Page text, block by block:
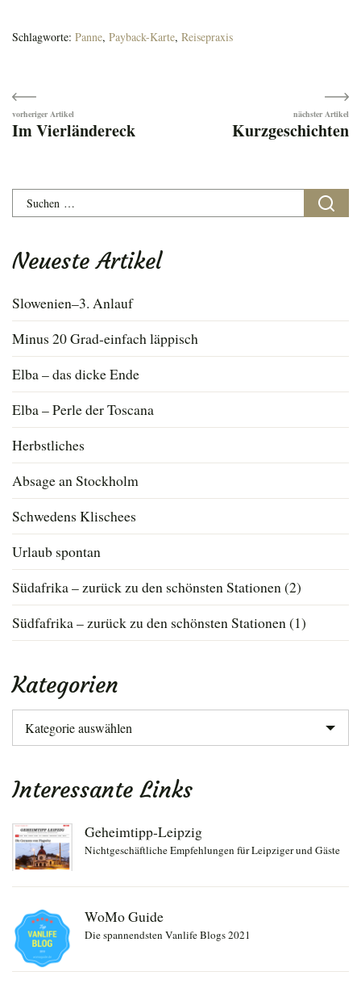
Schlagworte: Panne, Payback-Karte, Reisepraxis
Beitragsnavigation
Im Vierländereck Kurzgeschichten
Suchen
nach:
Neueste Artikel
Slowenien–3. Anlauf
Minus 20 Grad-einfach läppisch
Elba – das dicke Ende
Elba – Perle der Toscana
Herbstliches
Absage an Stockholm
Schwedens Klischees
Urlaub spontan
Südafrika – zurück zu den schönsten Stationen (2)
Südfafrika – zurück zu den schönsten Stationen (1)
Kategorien
Kategorien
Interessante Links
Geheimtipp-Leipzig
Nichtgeschäftliche Empfehlungen für Leipziger und Gäste
WoMo Guide
Die spannendsten Vanlife Blogs 2021